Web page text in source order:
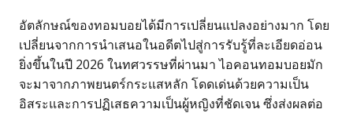
อัตลักษณ์ของทอมบอยได้มีการเปลี่ยนแปลงอย่างมาก โดย
เปลี่ยนจากการนำเสนอในอดีตไปสู่การรับรู้ที่ละเอียดอ่อน
ยิ่งขึ้นในปี 2026 ในทศวรรษที่ผ่านมา ไอคอนทอมบอยมัก
จะมาจากภาพยนตร์กระแสหลัก โดดเด่นด้วยความเป็น
อิสระและการปฏิเสธความเป็นผู้หญิงที่ชัดเจน ซึ่งส่งผลต่อ